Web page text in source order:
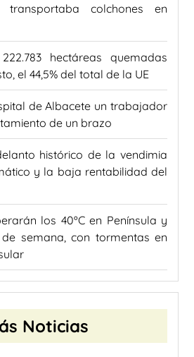
colchones en
hectáreas quemadas
el 44,5% del total de la UE
de Albacete un trabajador
de un brazo
histórico de la vendimia
y la baja rentabilidad del
los 40ºC en Península y
semana, con tormentas en
Noticias